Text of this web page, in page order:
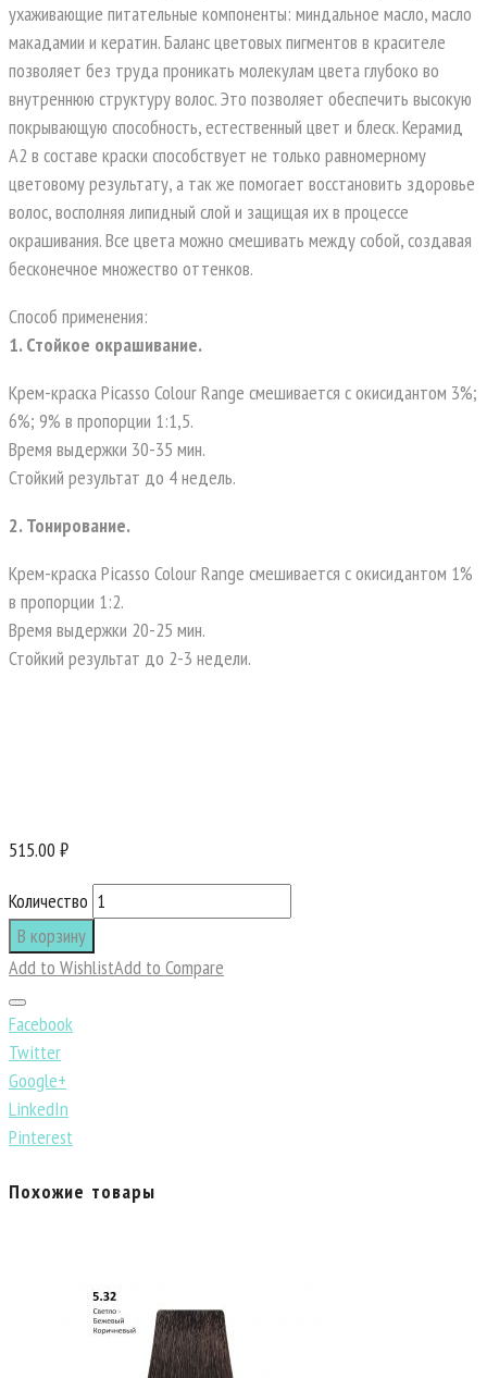
ухаживающие питательные компоненты: миндальное масло, масло
макадамии и кератин. Баланс цветовых пигментов в красителе
позволяет без труда проникать молекулам цвета глубоко во
внутреннюю структуру волос. Это позволяет обеспечить высокую
покрывающую способность, естественный цвет и блеск. Керамид
А2 в составе краски способствует не только равномерному
цветовому результату, а так же помогает восстановить здоровье
волос, восполняя липидный слой и защищая их в процессе
окрашивания. Все цвета можно смешивать между собой, создавая
бесконечное множество оттенков.
Способ применения:
1. Стойкое окрашивание.
Крем-краска Picasso Colour Range смешивается с окисидантом 3%;
6%; 9% в пропорции 1:1,5.
Время выдержки 30-35 мин.
Стойкий результат до 4 недель.
2. Тонирование.
Крем-краска Picasso Colour Range смешивается с окисидантом 1%
в пропорции 1:2.
Время выдержки 20-25 мин.
Стойкий результат до 2-3 недели.
515.00 ₽
Количество
В корзину
Add to WishlistAdd to Compare
Facebook
Twitter
Google+
LinkedIn
Pinterest
Похожие товары